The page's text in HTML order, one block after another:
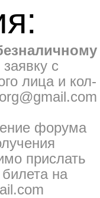
с
лица и кол-
форума
прислать
на